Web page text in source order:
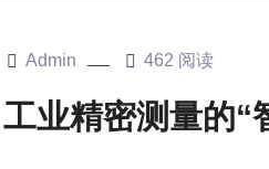
Admin 462 阅读
业精密测量的“